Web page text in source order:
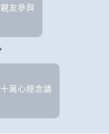
友參與
萬心經念誦